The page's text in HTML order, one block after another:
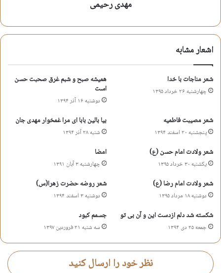
امروز نیز ترس جهان از زیارت است
از نسخه ی جدید به طرزقدیمشان
در نقشه ها کجای جهان در حریمشان
مهدی رحیمی زمستان
اشعار آیینی اشعار اهل بیت
اشعار حدیث اشک
اشعار ناب
کپی آدرس کوتاه
مهدی رحیمی
اشعار مشابه
شعر مناجات با خدا
چهارشنبه ۲۶ خرداد ۱۳۹۵
همیشه صبح و شبم غرق صحبت حسن
است
دوشنبه ۱۶ آذر ۱۳۹۴
شعر مصیبت فاطمیه
پنجشنبه ۲۰ اسفند ۱۳۹۴
بیا بالین بابا ای مرا غمخوار مهدی جان
شنبه ۲۸ آذر ۱۳۹۴
شعر ولادت امام حسن (ع)
یکشنبه ۳۰ خرداد ۱۳۹۵
امضا
چهارشنبه ۳ آبان ۱۳۹۱
شعر ولادت امام رضا (ع)
دوشنبه ۱۸ مرداد ۱۳۹۵
شعر روضه حضرت زهرا(س)
دوشنبه ۳ اسفند ۱۳۹۴
شکسته شد دلم ازدست این و آن بی تو
جمعه ۲۵ دی ۱۳۹۴
جسمم کبود
سه شنبه ۲۱ فروردین ۱۳۹۷
نظر خود را ارسال کنید